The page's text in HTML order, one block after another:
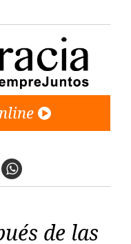
Whatsapp
de las